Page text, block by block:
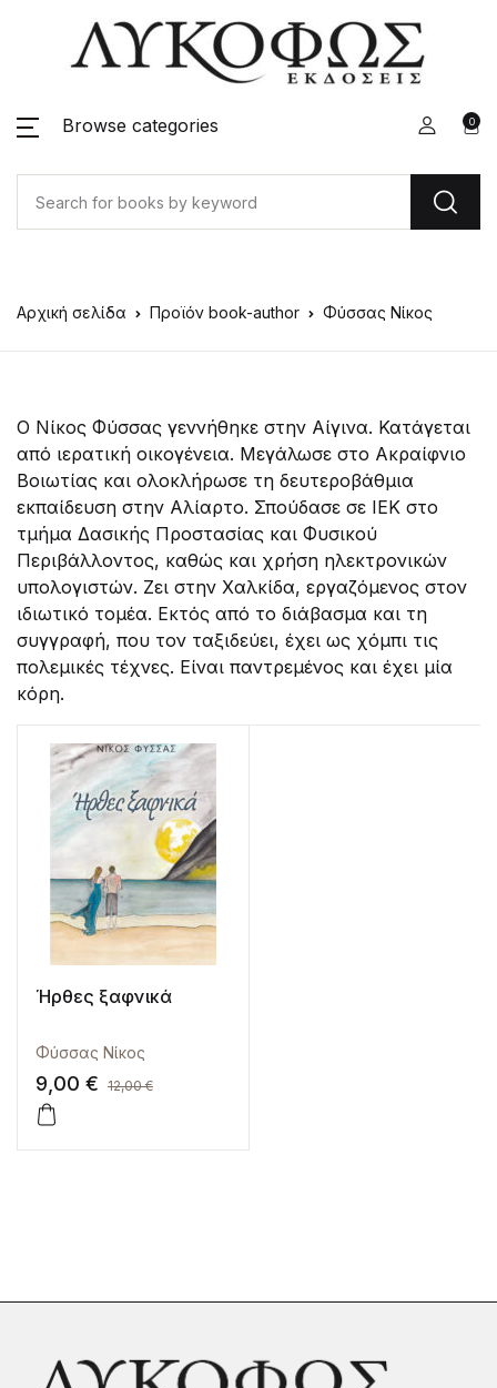
Browse categories 0
Αρχική σελίδα Προϊόν book-author Φύσσας Νίκος
Ο Νίκος Φύσσας γεννήθηκε στην Αίγινα. Κατάγεται
από ιερατική οικογένεια. Μεγάλωσε στο Ακραίφνιο
Βοιωτίας και ολοκλήρωσε τη δευτεροβάθμια
εκπαίδευση στην Αλίαρτο. Σπούδασε σε ΙΕΚ στο
τμήμα Δασικής Προστασίας και Φυσικού
Περιβάλλοντος, καθώς και χρήση ηλεκτρονικών
υπολογιστών. Ζει στην Χαλκίδα, εργαζόμενος στον
ιδιωτικό τομέα. Εκτός από το διάβασμα και τη
συγγραφή, που τον ταξιδεύει, έχει ως χόμπι τις
πολεμικές τέχνες. Είναι παντρεμένος και έχει μία
κόρη.
Ήρθες ξαφνικά
Φύσσας Νίκος
9,00 € 12,00€